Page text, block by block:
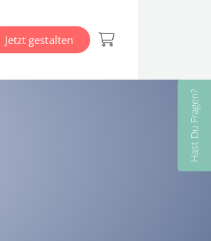
Jetzt gestalten
Hast Du Fragen?